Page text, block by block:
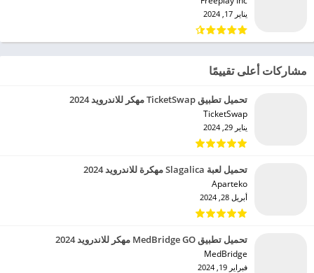
يناير 17, 2024
مشاركات أعلى تقييمًا
تحميل تطبيق TicketSwap مهكر للاندرويد 2024
TicketSwap‏
يناير 29, 2024
تحميل لعبة Slagalica مهكرة للاندرويد 2024
Aparteko‏
أبريل 28, 2024
تحميل تطبيق MedBridge GO مهكر للاندرويد 2024
MedBridge‏
فبراير 19, 2024